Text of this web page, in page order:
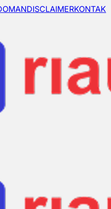
DISCLAIMERKONTAK